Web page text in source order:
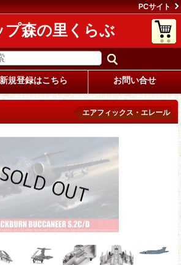
PCサイト
森の里くらぶ
新規登録はこちら お問い合せ
エアフィックス・エレール